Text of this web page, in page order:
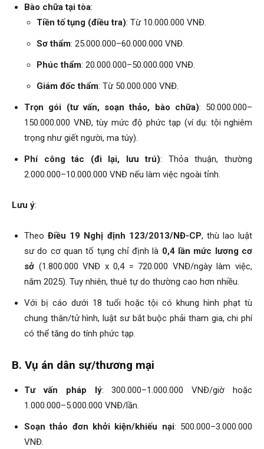
Bào chữa tại tòa:
Tiền tố tụng (điều tra): Từ 10.000.000 VNĐ.
Sơ thẩm: 25.000.000–60.000.000 VNĐ.
Phúc thẩm: 20.000.000–50.000.000 VNĐ.
Giám đốc thẩm: Từ 50.000.000 VNĐ.
Trọn gói (tư vấn, soạn thảo, bào chữa): 50.000.000–
150.000.000 VNĐ, tùy mức độ phức tạp (ví dụ: tội nghiêm
trọng như giết người, ma túy).
Phí công tác (đi lại, lưu trú): Thỏa thuận, thường
2.000.000–10.000.000 VNĐ nếu làm việc ngoài tỉnh.
Lưu ý:
TheoĐiều 19 Nghị định 123/2013/NĐ-CP, thù lao luật
sư do cơ quan tố tụng chỉ định là 0,4 lần mức lương cơ
sở (1.800.000 VNĐ x 0,4 = 720.000 VNĐ/ngày làm việc,
năm 2025). Tuy nhiên, thuê tự do thường cao hơn nhiều.
Với bị cáo dưới 18 tuổi hoặc tội có khung hình phạt tù
chung thân/tử hình, luật sư bắt buộc phải tham gia, chi phí
có thể tăng do tính phức tạp.
B. Vụ án dân sự/thương mại
Tư vấn pháp lý: 300.000–1.000.000 VNĐ/giờ hoặc
1.000.000–5.000.000 VNĐ/lần.
Soạn thảo đơn khởi kiện/khiếu nại: 500.000–3.000.000
VNĐ.